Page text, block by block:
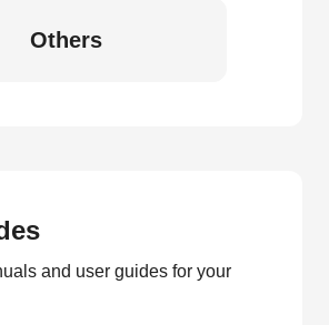
Others
and user guides for your